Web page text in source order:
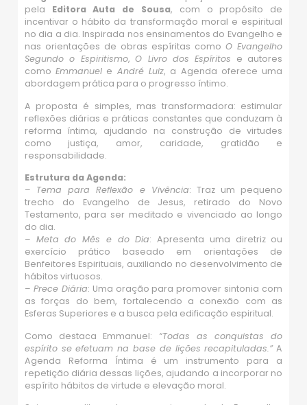
pela Editora Auta de Sousa, com o propósito de
incentivar o hábito da transformação moral e espiritual
no dia a dia. Inspirada nos ensinamentos do Evangelho e
nas orientações de obras espíritas comoO Evangelho
Segundo o Espiritismo,O Livro dos Espíritos e autores
comoEmmanuel e André Luiz, a Agenda oferece uma
abordagem prática para o progresso íntimo.
A proposta é simples, mas transformadora: estimular
reflexões diárias e práticas constantes que conduzam à
reforma íntima, ajudando na construção de virtudes
como justiça, amor, caridade, gratidão e
responsabilidade.
Estrutura da Agenda:
– Tema para Reflexão e Vivência: Traz um pequeno
trecho do Evangelho de Jesus, retirado do Novo
Testamento, para ser meditado e vivenciado ao longo
do dia.
– Meta do Mês e do Dia: Apresenta uma diretriz ou
exercício prático baseado em orientações de
Benfeitores Espirituais, auxiliando no desenvolvimento de
hábitos virtuosos.
– Prece Diária: Uma oração para promover sintonia com
as forças do bem, fortalecendo a conexão com as
Esferas Superiores e a busca pela edificação espiritual.
Como destaca Emmanuel: “Todas as conquistas do
espírito se efetuam na base de lições recapituladas.”A
Agenda Reforma Íntima é um instrumento para a
repetição diária dessas lições, ajudando a incorporar no
espírito hábitos de virtude e elevação moral.